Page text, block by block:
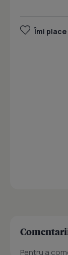
Îmi place
Pentru a